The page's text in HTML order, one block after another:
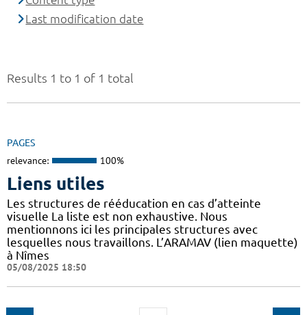
Results 1 to 1 of 1 total
PAGES
relevance: 100%
Liens utiles
Les structures de rééducation en cas d’atteinte
visuelle La liste est non exhaustive. Nous
mentionnons ici les principales structures avec
lesquelles nous travaillons. L’ARAMAV (lien maquette)
à Nîmes
05/08/2025 18:50
Last modification date